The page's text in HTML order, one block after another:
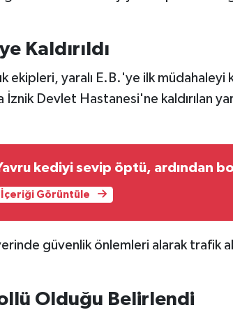
Kaldırıldı
ekipleri, yaralı E.B.'ye ilk müdahaleyi
İznik Devlet Hastanesi'ne kaldırılan
kediyi sevip öptü, ardından
İçeriği Görüntüle
güvenlik önlemleri alarak trafik
Olduğu Belirlendi